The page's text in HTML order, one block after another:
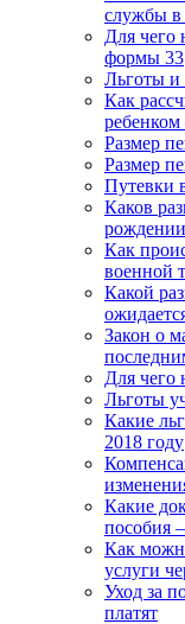
службы в
Для чего
формы 33
Льготы и
Как
Размер
Размер
Путевки
Каков
Как
военной
Какой
Закон о
Для чего
Льготы
Какие
2018 году
Какие
пособия
Как
услуги
Уход за
платят